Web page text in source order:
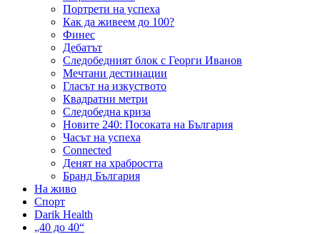
Портрети на успеха
Как да живеем до 100?
Финес
Дебатът
Следобедният блок с Георги Иванов
Мечтани дестинации
Гласът на изкуството
Квадратни метри
Следобедна криза
Новите 240: Посоката на България
Часът на успеха
Connected
Денят на храбростта
Бранд България
На живо
Спорт
Darik Health
„40 до 40“